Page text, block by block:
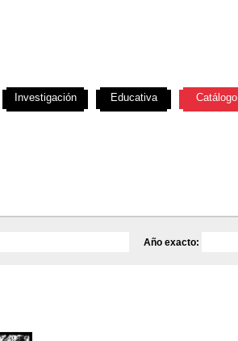
Año exacto:
Investigación Educativa Catálogo